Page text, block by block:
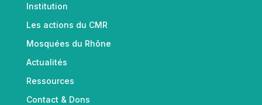
Institution
Les actions du CMR
Mosquées du Rhône
Actualités
Ressources
Contact & Dons